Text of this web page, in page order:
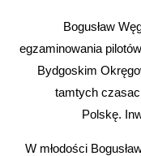
Bogusław
egzaminowania
Bydgoskim
tamtych
Polskę.
W młodości